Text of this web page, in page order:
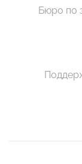
Бюро по